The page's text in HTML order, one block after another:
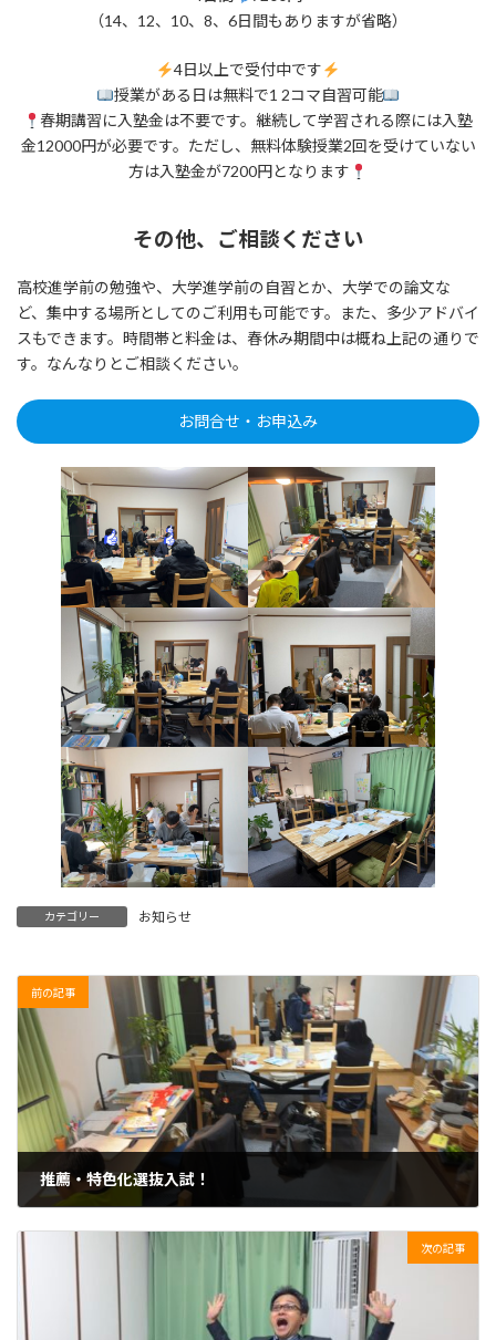
（14、12、10、8、6日間もありますが省略）
4日以上で受付中です
授業がある日は無料で1 2コマ自習可能
春期講習に入塾金は不要です。継続して学習される際には入塾
金12000円が必要です。ただし、無料体験授業2回を受けていない
方は入塾金が7200円となります
その他、ご相談ください
高校進学前の勉強や、大学進学前の自習とか、大学での論文な
ど、集中する場所としてのご利用も可能です。また、多少アドバイ
スもできます。時間帯と料金は、春休み期間中は概ね上記の通りで
す。なんなりとご相談ください。
お問合せ・お申込み
カテゴリー お知らせ
前の記事
推薦・特色化選抜入試！
次の記事